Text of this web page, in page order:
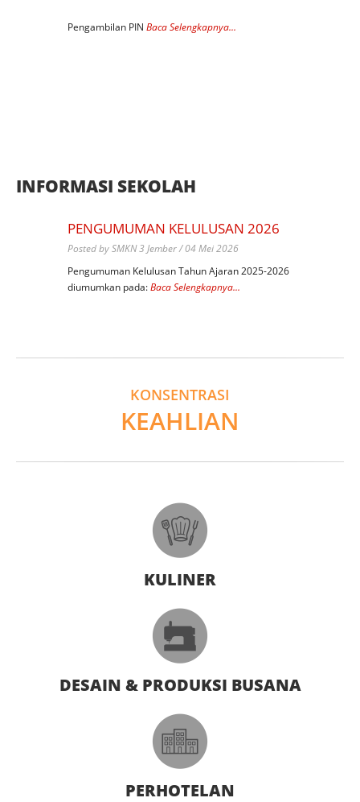
Pengambilan PIN Baca Selengkapnya...
INFORMASI SEKOLAH
PENGUMUMAN KELULUSAN 2026
Posted by SMKN 3 Jember / 04 Mei 2026
Pengumuman Kelulusan Tahun Ajaran 2025-2026
diumumkan pada:Baca Selengkapnya...
KONSENTRASI
KEAHLIAN
KULINER
DESAIN & PRODUKSI BUSANA
PERHOTELAN